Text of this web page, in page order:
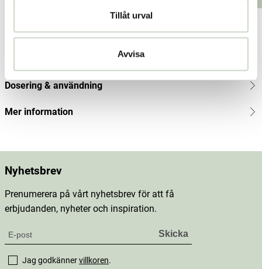
Tillåt urval
Avvisa
Produktbeskrivning
Dosering & användning
Mer information
Nyhetsbrev
Prenumerera på vårt nyhetsbrev för att få
erbjudanden, nyheter och inspiration.
Jag godkännervillkoren.